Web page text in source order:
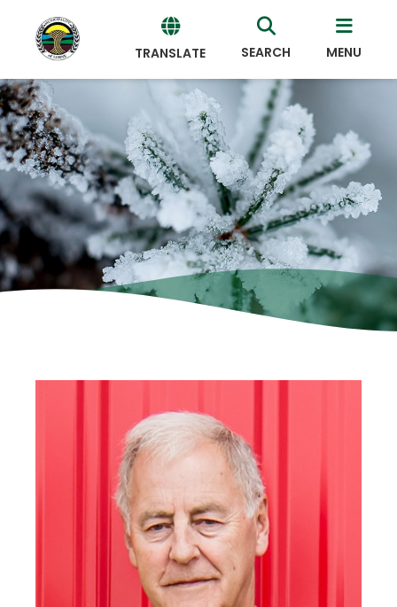
TRANSLATE
by
Translate
SEARCH MENU